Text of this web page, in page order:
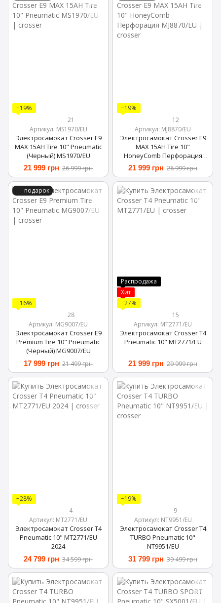
−19%
21
Артикул: MS1970/EU
Электросамокат Crosser E9
MAX 15AH Tire 10" Pneumatic
(Черный) MS1970/EU
21 999 грн 26 999 грн
−19%
12
Артикул: MJ8870/EU
Электросамокат Crosser E9
MAX 15AH Tire 10"
HoneyComb Перфорация
(Чёрный) MJ8870/EU
21 999 грн 26 999 грн
подарок
−16%
28
Артикул: MG9007/EU
Электросамокат Crosser E9
Premium Tire 10" Pneumatic
(Черный) MG9007/EU
17 999 грн 21 499 грн
Распродажа
Хит
−27%
15
Артикул: MT2771/EU
Электросамокат Crosser T4
Pneumatic 10" MT2771/EU
21 999 грн 29 999 грн
−28%
4
Артикул: MT2771/EU
Электросамокат Crosser T4
Pneumatic 10" MT2771/EU
2024
24 799 грн 34 599 грн
−19%
9
Артикул: NT9951/EU
Электросамокат Crosser T4
TURBO Pneumatic 10"
NT9951/EU
31 799 грн 39 499 грн